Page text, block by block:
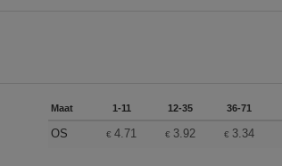
Maat 1-11 12-35 36-71
OS €4.71 € 3.92 € 3.34